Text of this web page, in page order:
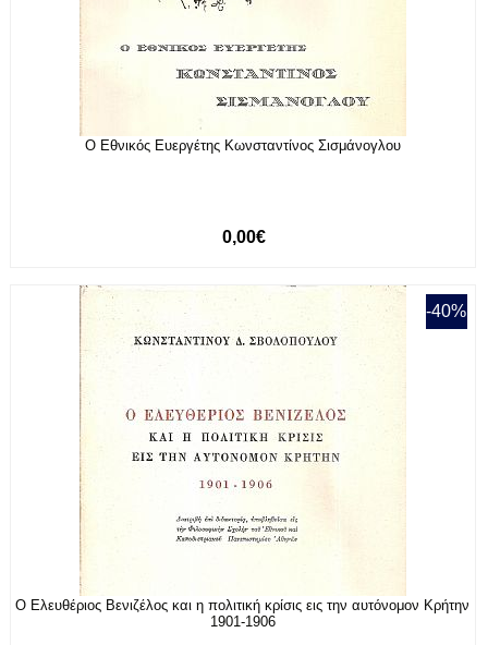
Ο Εθνικός Ευεργέτης Κωνσταντίνος Σισμάνογλου
0,00€
-40%
Ο Ελευθέριος Βενιζέλος και η πολιτική κρίσις εις την αυτόνομον Κρήτην
1901-1906